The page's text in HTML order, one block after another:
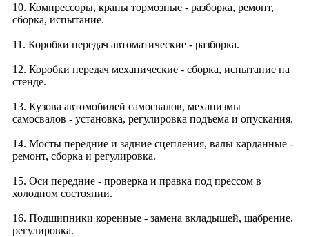
10. Компрессоры, краны тормозные - разборка, ремонт,
сборка, испытание.
11. Коробки передач автоматические - разборка.
12. Коробки передач механические - сборка, испытание на
стенде.
13. Кузова автомобилей самосвалов, механизмы
самосвалов - установка, регулировка подъема и опускания.
14. Мосты передние и задние сцепления, валы карданные -
ремонт, сборка и регулировка.
15. Оси передние - проверка и правка под прессом в
холодном состоянии.
16. Подшипники коренные - замена вкладышей, шабрение,
регулировка.